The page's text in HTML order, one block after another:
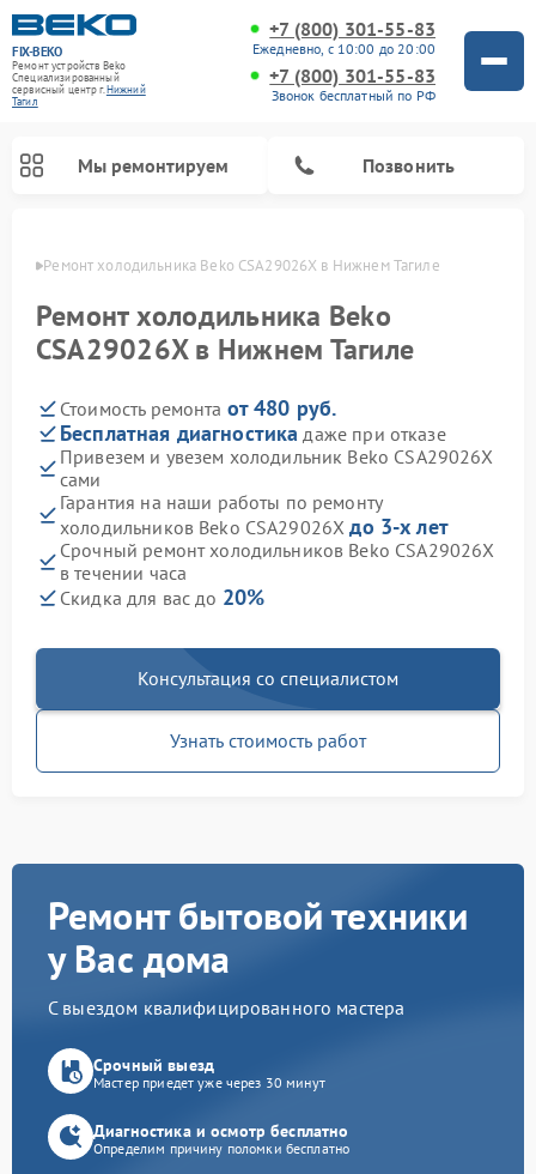
FIX-BEKO
Ремонт устройств Beko
Специализированный
cервисный центр г.Нижний
Тагил
+7 (800) 301-55-83
Ежедневно, с 10:00 до 20:00
+7 (800) 301-55-83
Звонок бесплатный по РФ
Мы ремонтируем Позвонить
Ремонт холодильника Beko CSA29026X в Нижнем Тагиле
Ремонт холодильника Beko
CSA29026X в Нижнем Тагиле
Стоимость ремонта от 480 руб.
Бесплатная диагностика даже при отказе
Привезем и увезем холодильник Beko CSA29026X
сами
Гарантия на наши работы по ремонту
холодильников Beko CSA29026Xдо 3-х лет
Срочный ремонт холодильников Beko CSA29026X
в течении часа
Скидка для вас до 20%
Консультация со специалистом
Узнать стоимость работ
Ремонт бытовой техники
у Вас дома
С выездом квалифицированного мастера
Срочный выезд
Мастер приедет уже через 30 минут
Диагностика и осмотр бесплатно
Определим причину поломки бесплатно